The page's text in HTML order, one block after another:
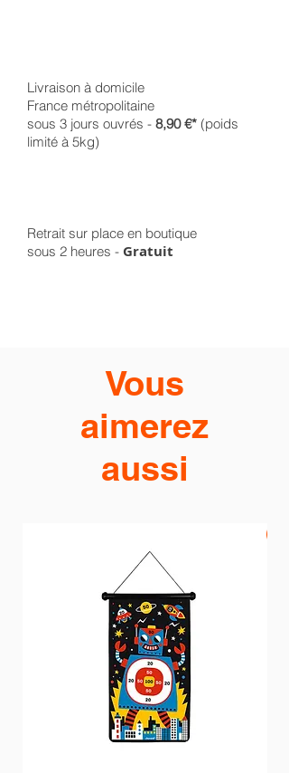
Livraison à domicile
France métropolitaine
sous 3 jours ouvrés - 8,90 €* (poids
limité à 5kg)
Retrait sur place en boutique
sous 2 heures - Gratuit
Vous
aimerez
aussi